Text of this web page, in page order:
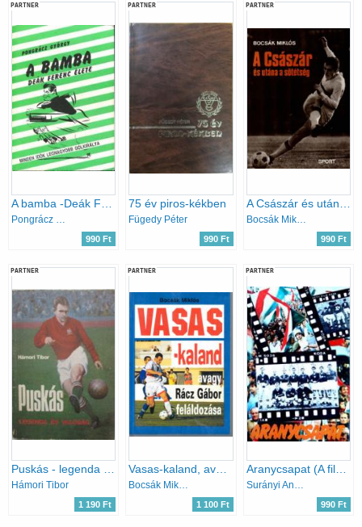
PARTNER
990 Ft
PARTNER
75 év piros-kékben
Fügedy Péter
990 Ft
PARTNER
Bocsák Miklós
990 Ft
PARTNER
Puskás - legenda és valóság
Hámori Tibor
1 190 Ft
PARTNER
Vasas-kaland, avagy Rácz Gábor feláldozása
Bocsák Miklós
1 100 Ft
PARTNER
Aranycsapat (A film születése, és ami a filmből kimaradt...)
Surányi András-Hernádi Miklós
990 Ft